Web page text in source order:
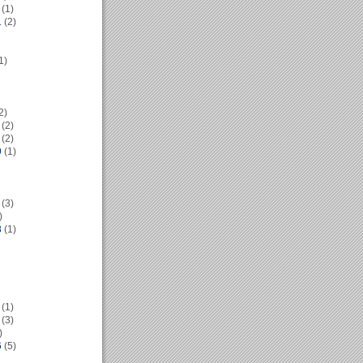
(1)
(2)
(2)
(2)
(1)
(3)
(1)
(1)
(3)
(5)